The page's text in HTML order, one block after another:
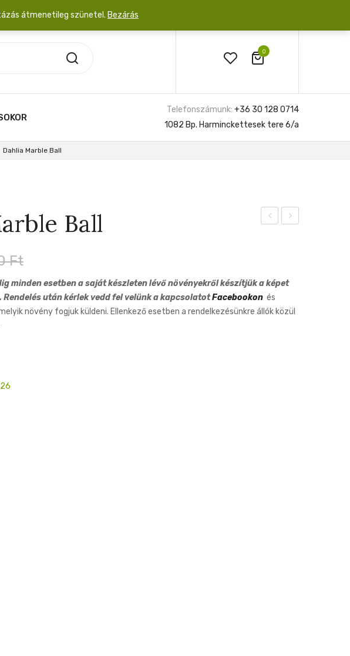
0
Telefonszámunk: +36 30 128 0714
1082 Bp. Harminckettesek tere 6/a
Dahlia Marble Ball
Ball
Ft
minden esetben a saját készleten lévő növényekről készítjük a képet
után kérlek vedd fel velünk a kapcsolatotFacebookon és
növény fogjuk küldeni. Ellenkező esetben a rendelkezésünkre állók közül
átmenetileg szünetel. Bezárás